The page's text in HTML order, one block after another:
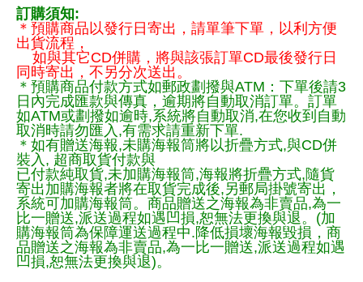
訂購須知:
＊預購商品以發行日寄出，請單筆下單，以利方便
出貨流程，
如與其它CD併購，將與該張訂單CD最後發行日
同時寄出，不另分次送出。
＊預購商品付款方式如郵政劃撥與ATM：下單後請3
日內完成匯款與傳真，逾期將自動取消訂單。訂單
如ATM或劃撥如逾時,系統將自動取消,在您收到自動
取消時請勿匯入,有需求請重新下單.
＊如有贈送海報,未購海報筒將以折疊方式,與CD併
裝入, 超商取貨付款與
已付款純取貨,未加購海報筒,海報將折疊方式,隨貨
寄出加購海報者將在取貨完成後,另郵局掛號寄出，
系統可加購海報筒。商品贈送之海報為非賣品,為一
比一贈送,派送過程如遇凹損,恕無法更換與退。(加
購海報筒為保障運送過程中.降低損壞海報毀損，商
品贈送之海報為非賣品,為一比一贈送,派送過程如遇
凹損,恕無法更換與退)。